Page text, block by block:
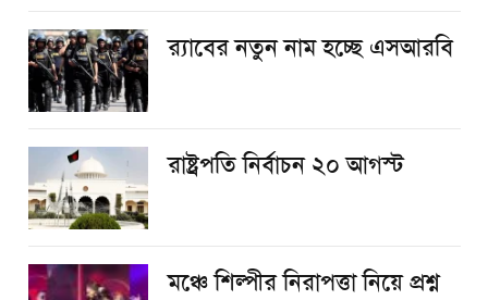
র‌্যাবের নতুন নাম হচ্ছে এসআরবি
রাষ্ট্রপতি নির্বাচন ২০ আগস্ট
​মঞ্চে শিল্পীর নিরাপত্তা নিয়ে প্রশ্ন